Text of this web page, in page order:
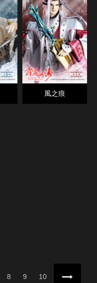
風之痕
8 9 10 下一頁